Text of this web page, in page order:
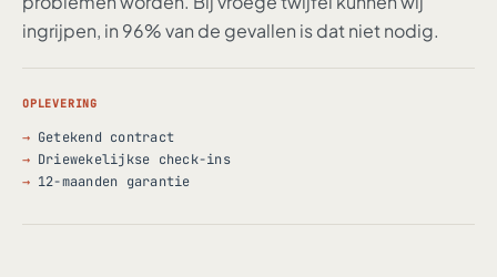
ingrijpen, in 96% van de gevallen is dat niet nodig.
OPLEVERING
Getekend contract
Driewekelijkse check-ins
12-maanden garantie